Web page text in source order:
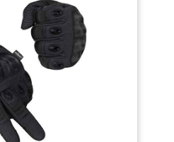
sécurité accrue lors de la
conduite. Protection intégrale :
Avec coques aux articulations et
paume rembourrée, ces gants
protègent efficacement en
course rapide et en cas de
chute. Confort 4 saisons : Leur
Conseil taille : Préférez une
taille supérieure pour les